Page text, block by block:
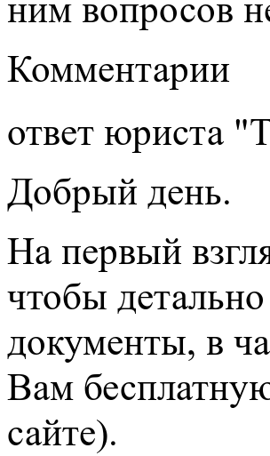
ним вопросов
Комментарии
ответ юриста
Добрый день.
На первый
чтобы
документы, в
Вам
сайте).